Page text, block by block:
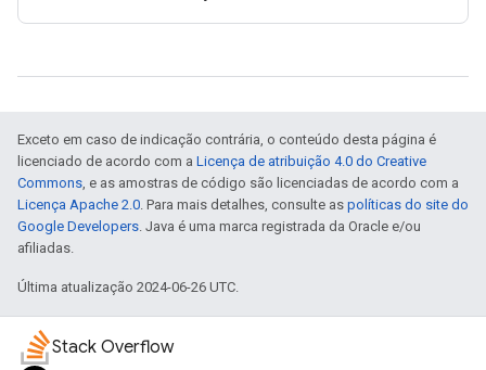
Exceto em caso de indicação contrária, o conteúdo desta página é
licenciado de acordo com a Licença de atribuição 4.0 do Creative
Commons, e as amostras de código são licenciadas de acordo com a
Licença Apache 2.0. Para mais detalhes, consulte as políticas do site do
Google Developers. Java é uma marca registrada da Oracle e/ou
afiliadas.
Última atualização 2024-06-26 UTC.
Stack Overflow